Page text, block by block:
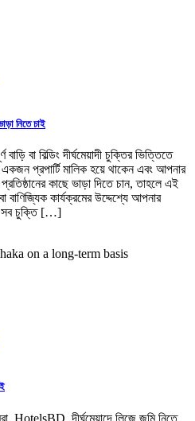
নিতে চাই
বা বিল্ডিং দীর্ঘমেয়াদী চুক্তির ভিত্তিতে
প্রপার্টি মালিক হয়ে থাকেন এবং আপনার
কাছে ভাড়া দিতে চান, তাহলে এই
কার্যক্রমের উদ্দেশ্যে আপনার
সব চুক্তি […]
HotelsBD, দীর্ঘমেয়াদে লিজে জমি নিতে